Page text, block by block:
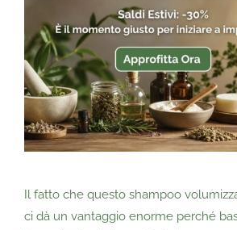
Il fatto che questo shampoo
ci dà un vantaggio enorme perché